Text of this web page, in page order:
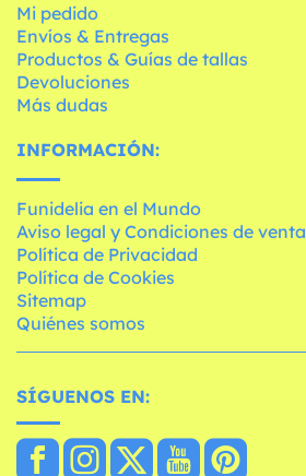
Mi pedido
Envíos & Entregas
Productos & Guías de tallas
Devoluciones
Más dudas
INFORMACIÓN:
Funidelia en el Mundo
Aviso legal y Condiciones de venta
Política de Privacidad
Política de Cookies
Sitemap
Quiénes somos
SÍGUENOS EN: